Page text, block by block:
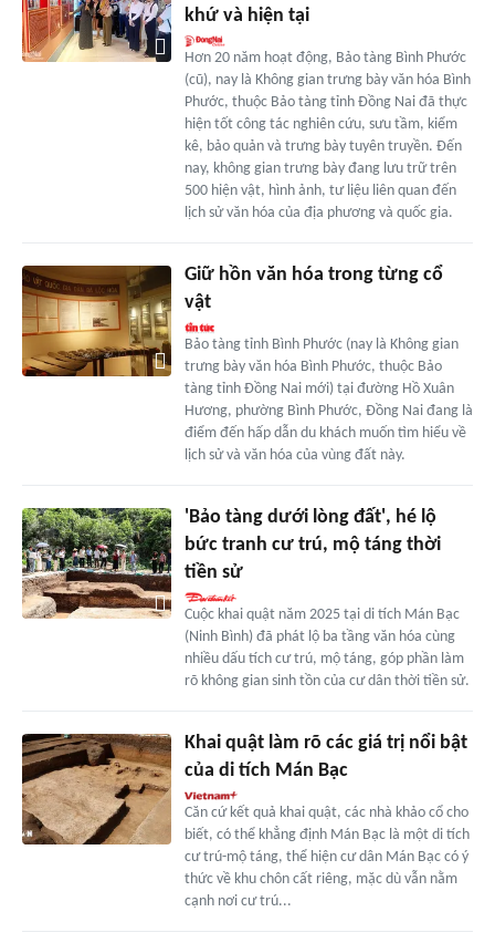
khứ và hiện tại
Hơn 20 năm hoạt động, Bảo tàng Bình Phước
(cũ), nay là Không gian trưng bày văn hóa Bình
Phước, thuộc Bảo tàng tỉnh Đồng Nai đã thực
hiện tốt công tác nghiên cứu, sưu tầm, kiểm
kê, bảo quản và trưng bày tuyên truyền. Đến
nay, không gian trưng bày đang lưu trữ trên
500 hiện vật, hình ảnh, tư liệu liên quan đến
lịch sử văn hóa của địa phương và quốc gia.
Giữ hồn văn hóa trong từng cổ
vật
Bảo tàng tỉnh Bình Phước (nay là Không gian
trưng bày văn hóa Bình Phước, thuộc Bảo
tàng tỉnh Đồng Nai mới) tại đường Hồ Xuân
Hương, phường Bình Phước, Đồng Nai đang là
điểm đến hấp dẫn du khách muốn tìm hiểu về
lịch sử và văn hóa của vùng đất này.
'Bảo tàng dưới lòng đất', hé lộ
bức tranh cư trú, mộ táng thời
tiền sử
Cuộc khai quật năm 2025 tại di tích Mán Bạc
(Ninh Bình) đã phát lộ ba tầng văn hóa cùng
nhiều dấu tích cư trú, mộ táng, góp phần làm
rõ không gian sinh tồn của cư dân thời tiền sử.
Khai quật làm rõ các giá trị nổi bật
của di tích Mán Bạc
Căn cứ kết quả khai quật, các nhà khảo cổ cho
biết, có thể khẳng định Mán Bạc là một di tích
cư trú-mộ táng, thể hiện cư dân Mán Bạc có ý
thức về khu chôn cất riêng, mặc dù vẫn nằm
cạnh nơi cư trú...